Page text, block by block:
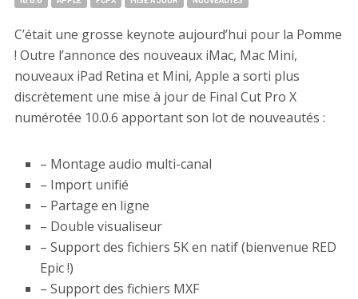
C’était une grosse keynote aujourd’hui pour la Pomme
! Outre l’annonce des nouveaux iMac, Mac Mini,
nouveaux iPad Retina et Mini, Apple a sorti plus
discrètement une mise à jour de Final Cut Pro X
numérotée 10.0.6 apportant son lot de nouveautés :
– Montage audio multi-canal
– Import unifié
– Partage en ligne
– Double visualiseur
– Support des fichiers 5K en natif (bienvenue RED
Epic !)
– Support des fichiers MXF